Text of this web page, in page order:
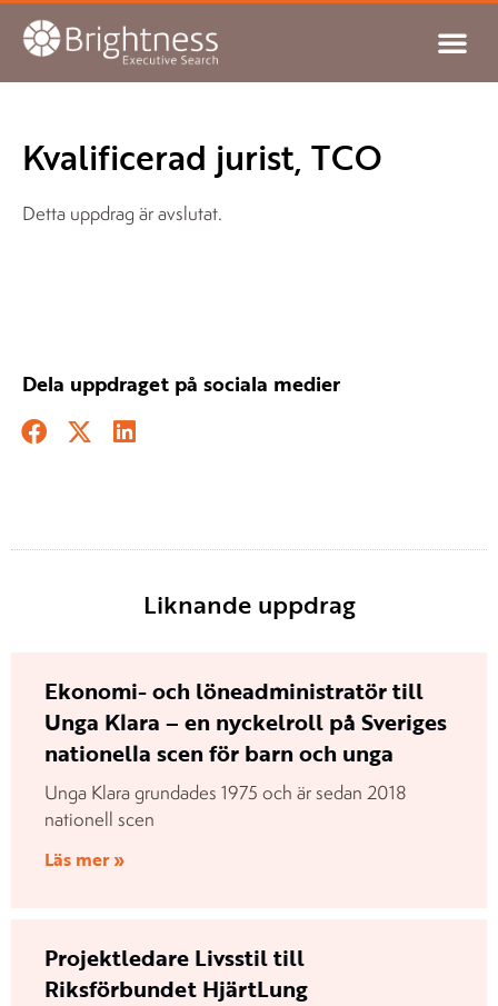
Kvalificerad jurist, TCO
Detta uppdrag är avslutat.
Dela uppdraget på sociala medier
Liknande uppdrag
Ekonomi- och löneadministratör till
Unga Klara – en nyckelroll på Sveriges
nationella scen för barn och unga
Unga Klara grundades 1975 och är sedan 2018
nationell scen
Läs mer »
Projektledare Livsstil till
Riksförbundet HjärtLung